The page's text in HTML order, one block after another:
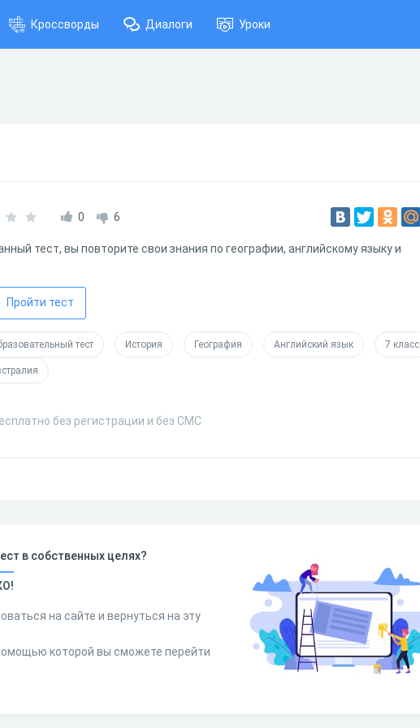
Кроссворды Диалоги Уроки
0 6
тест, вы повторите свои знания по географии, английскому языку и
Пройти тест
тест История География Английский язык 7 класс
без регистрации и без СМС
в собственных целях?
на сайте и вернуться на эту
которой вы сможете перейти